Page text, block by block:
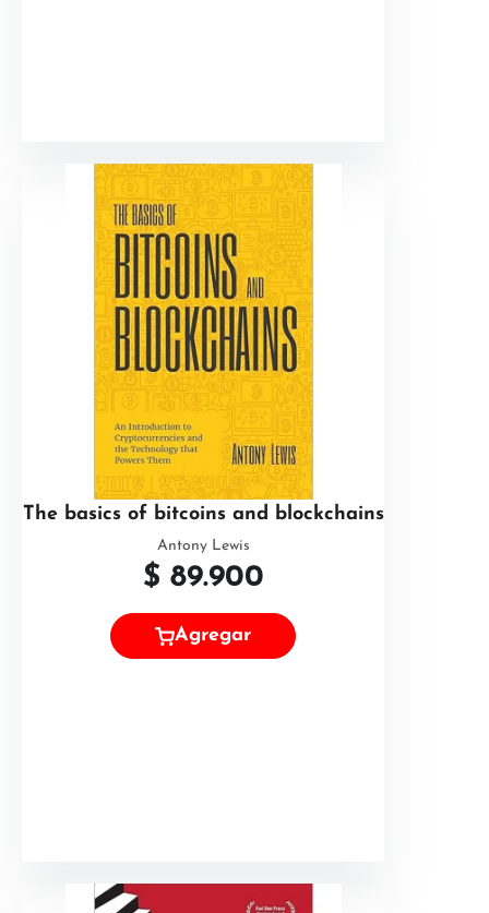
The basics of bitcoins and blockchains
Antony Lewis
$ 89.900
Agregar